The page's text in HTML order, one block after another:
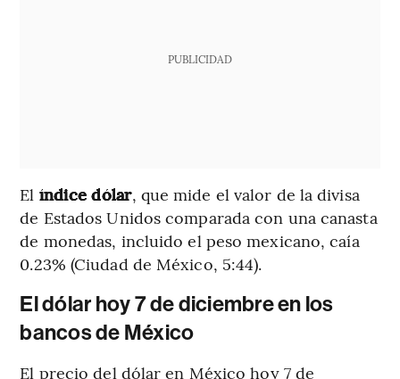
PUBLICIDAD
El índice dólar, que mide el valor de la divisa
de Estados Unidos comparada con una canasta
de monedas, incluido el peso mexicano, caía
0.23% (Ciudad de México, 5:44).
El dólar hoy 7 de diciembre en los
bancos de México
El precio del dólar en México hoy 7 de